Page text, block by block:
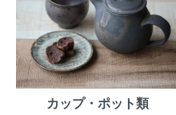
カップ・ポット類